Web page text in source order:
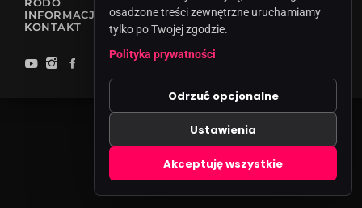
RODO
INFORMACJA O NADAWCY
KONTAKT
osadzone treści zewnętrzne uruchamiamy
tylko po Twojej zgodzie.
Polityka prywatności
Odrzuć opcjonalne
Ustawienia
Akceptuję wszystkie
Zgody cookies